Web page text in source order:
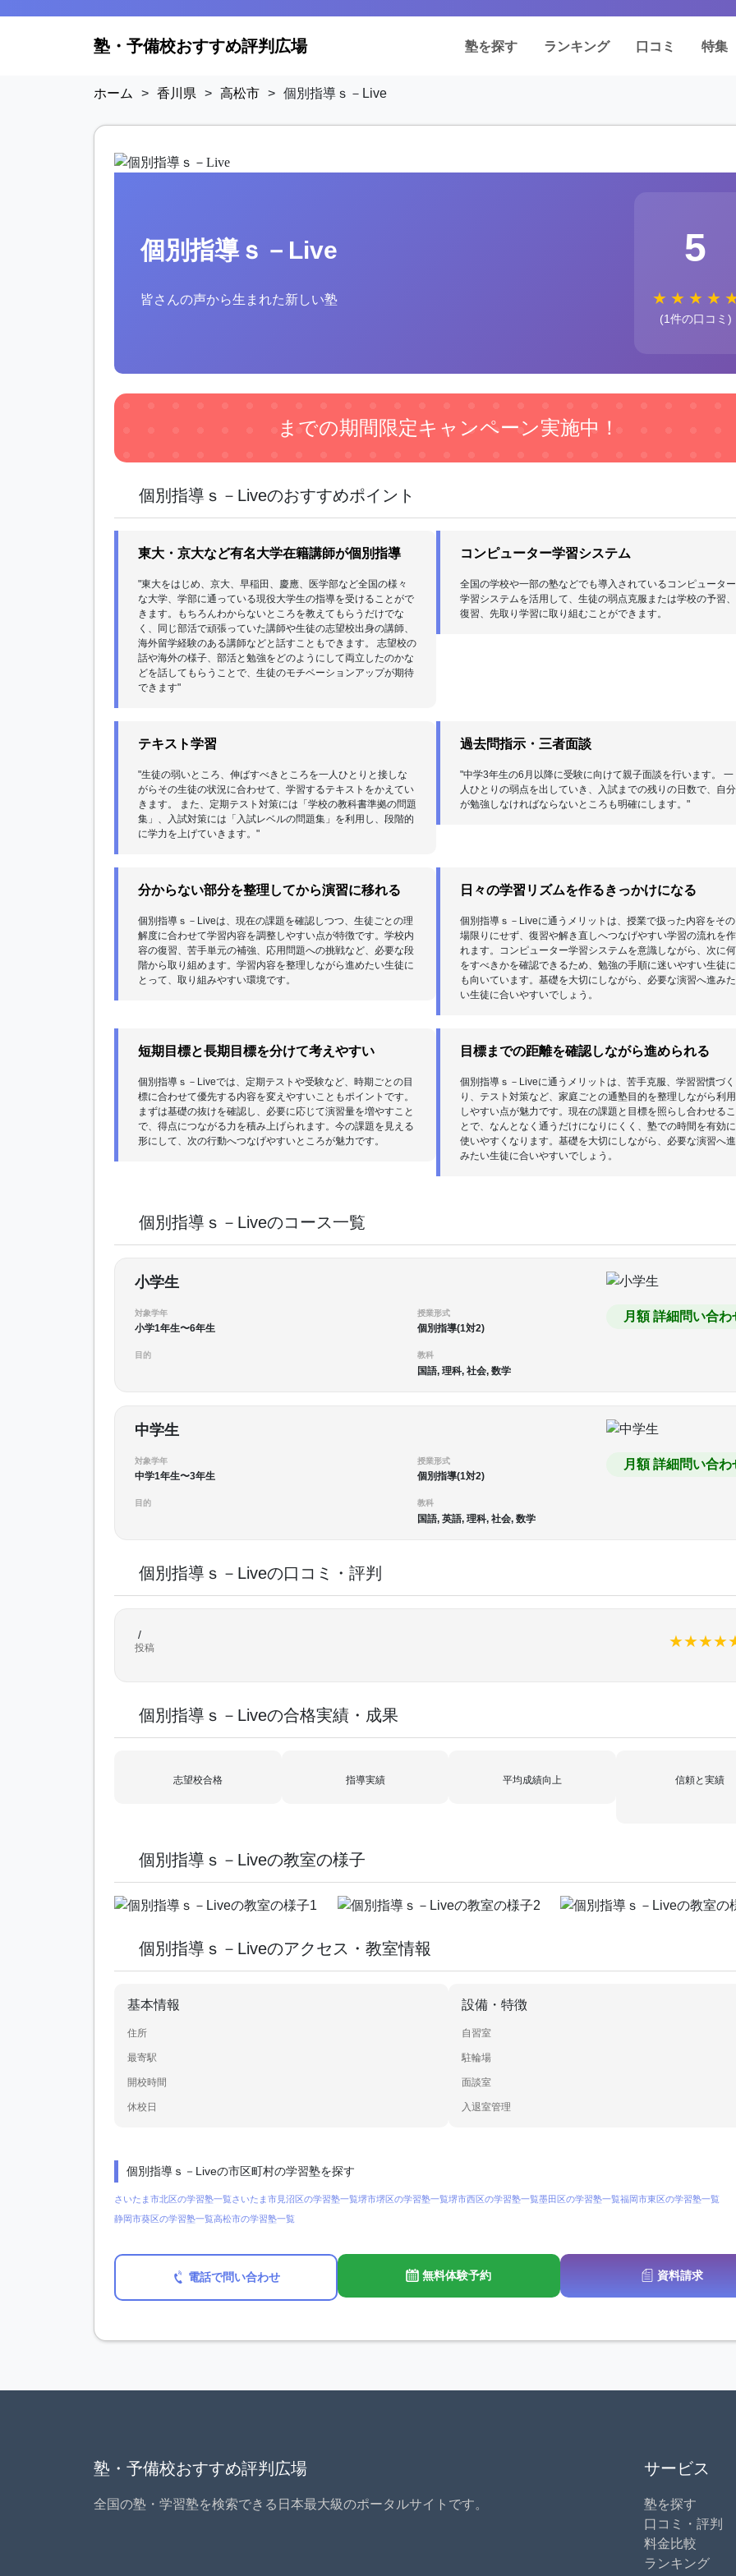
塾・予備校おすすめ評判広場 塾を探す ランキング 口コミ 特集
ホーム > 香川県 > 高松市 > 個別指導ｓ－Live
個別指導ｓ－Live
皆さんの声から生まれた新しい塾
5
★ ★ ★ ★
(1件の口コミ)
までの期間限定キャンペーン実施中！
個別指導ｓ－Liveのおすすめポイント
東大・京大など有名大学在籍講師が個別指導
"東大をはじめ、京大、早稲田、慶應、医学部など全国の様々
な大学、学部に通っている現役大学生の指導を受けることがで
きます。もちろんわからないところを教えてもらうだけでな
く、同じ部活で頑張っていた講師や生徒の志望校出身の講師、
海外留学経験のある講師などと話すこともできます。 志望校の
話や海外の様子、部活と勉強をどのようにして両立したのかな
どを話してもらうことで、生徒のモチベーションアップが期待
できます"
コンピューター学習システム
全国の学校や一部の塾などでも導入されているコンピューター
学習システムを活用して、生徒の弱点克服または学校の予習、
復習、先取り学習に取り組むことができます。
テキスト学習
"生徒の弱いところ、伸ばすべきところを一人ひとりと接しな
がらその生徒の状況に合わせて、学習するテキストをかえてい
きます。 また、定期テスト対策には「学校の教科書準拠の問題
集」、入試対策には「入試レベルの問題集」を利用し、段階的
に学力を上げていきます。"
過去問指示・三者面談
"中学3年生の6月以降に受験に向けて親子面談を行います。 一
人ひとりの弱点を出していき、入試までの残りの日数で、自分
が勉強しなければならないところも明確にします。"
分からない部分を整理してから演習に移れる
個別指導ｓ－Liveは、現在の課題を確認しつつ、生徒ごとの理
解度に合わせて学習内容を調整しやすい点が特徴です。学校内
容の復習、苦手単元の補強、応用問題への挑戦など、必要な段
階から取り組めます。学習内容を整理しながら進めたい生徒に
とって、取り組みやすい環境です。
日々の学習リズムを作るきっかけになる
個別指導ｓ－Liveに通うメリットは、授業で扱った内容をその
場限りにせず、復習や解き直しへつなげやすい学習の流れを作
れます。コンピューター学習システムを意識しながら、次に何
をすべきかを確認できるため、勉強の手順に迷いやすい生徒に
も向いています。基礎を大切にしながら、必要な演習へ進みた
い生徒に合いやすいでしょう。
短期目標と長期目標を分けて考えやすい
個別指導ｓ－Liveでは、定期テストや受験など、時期ごとの目
標に合わせて優先する内容を変えやすいこともポイントです。
まずは基礎の抜けを確認し、必要に応じて演習量を増やすこと
で、得点につながる力を積み上げられます。今の課題を見える
形にして、次の行動へつなげやすいところが魅力です。
目標までの距離を確認しながら進められる
個別指導ｓ－Liveに通うメリットは、苦手克服、学習習慣づく
り、テスト対策など、家庭ごとの通塾目的を整理しながら利用
しやすい点が魅力です。現在の課題と目標を照らし合わせるこ
とで、なんとなく通うだけになりにくく、塾での時間を有効に
使いやすくなります。基礎を大切にしながら、必要な演習へ進
みたい生徒に合いやすいでしょう。
個別指導ｓ－Liveのコース一覧
小学生
対象学年
小学1年生〜6年生
授業形式
個別指導(1対2)
目的 教科
国語, 理科, 社会, 数学
月額 詳細問い合わ
中学生
対象学年
中学1年生〜3年生
授業形式
個別指導(1対2)
目的 教科
国語, 英語, 理科, 社会, 数学
月額 詳細問い合わ
個別指導ｓ－Liveの口コミ・評判
★★★★
/
投稿
個別指導ｓ－Liveの合格実績・成果
志望校合格 指導実績 平均成績向上 信頼と実績
個別指導ｓ－Liveの教室の様子
個別指導ｓ－Liveのアクセス・教室情報
基本情報
住所
最寄駅
開校時間
休校日
設備・特徴
自習室
駐輪場
面談室
入退室管理
個別指導ｓ－Liveの市区町村の学習塾を探す
さいたま市北区の学習塾一覧さいたま市見沼区の学習塾一覧堺市堺区の学習塾一覧堺市西区の学習塾一覧墨田区の学習塾一覧福岡市東区の学習塾一覧
静岡市葵区の学習塾一覧高松市の学習塾一覧
電話で問い合わせ 無料体験予約 資料請求
塾・予備校おすすめ評判広場
全国の塾・学習塾を検索できる日本最大級のポータルサイトです。
サービス
塾を探す
口コミ・評判
料金比較
ランキング